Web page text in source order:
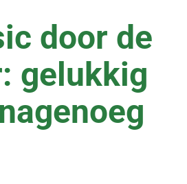
door de
gelukkig